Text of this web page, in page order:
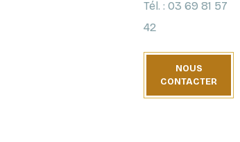
Tél. : 03 69 81 57
42
NOUS
CONTACTER